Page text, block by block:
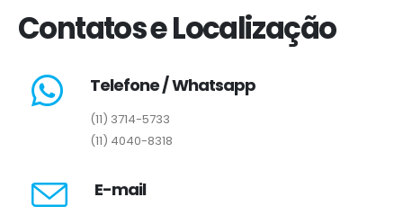
Contatos e Localização
Telefone / Whatsapp
(11) 3714-5733
(11) 4040-8318
E-mail